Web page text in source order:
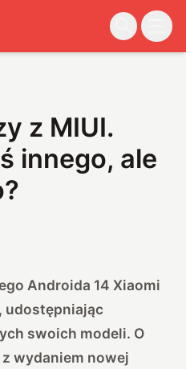
z MIUI.
innego, ale
Androida 14 Xiaomi
udostępniając
swoich modeli. O
z wydaniem nowej